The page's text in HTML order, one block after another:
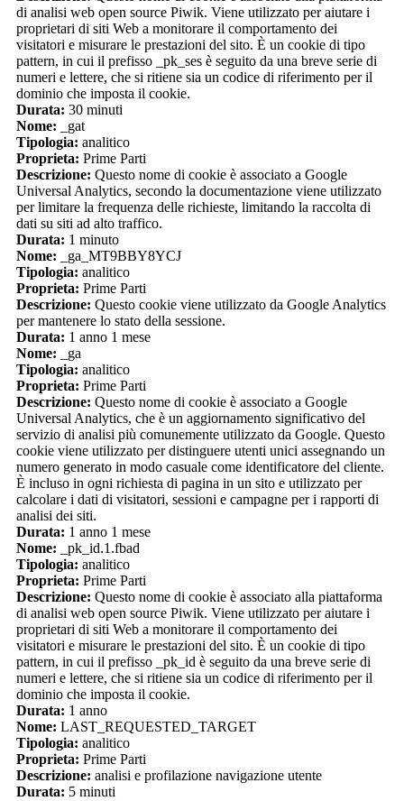
di analisi web open source Piwik. Viene utilizzato per aiutare i
proprietari di siti Web a monitorare il comportamento dei
visitatori e misurare le prestazioni del sito. È un cookie di tipo
pattern, in cui il prefisso _pk_ses è seguito da una breve serie di
numeri e lettere, che si ritiene sia un codice di riferimento per il
dominio che imposta il cookie.
Durata: 30 minuti
Nome: _gat
Tipologia: analitico
Proprieta: Prime Parti
Descrizione: Questo nome di cookie è associato a Google
Universal Analytics, secondo la documentazione viene utilizzato
per limitare la frequenza delle richieste, limitando la raccolta di
dati su siti ad alto traffico.
Durata: 1 minuto
Nome: _ga_MT9BBY8YCJ
Tipologia: analitico
Proprieta: Prime Parti
Descrizione: Questo cookie viene utilizzato da Google Analytics
per mantenere lo stato della sessione.
Durata: 1 anno 1 mese
Nome: _ga
Tipologia: analitico
Proprieta: Prime Parti
Descrizione: Questo nome di cookie è associato a Google
Universal Analytics, che è un aggiornamento significativo del
servizio di analisi più comunemente utilizzato da Google. Questo
cookie viene utilizzato per distinguere utenti unici assegnando un
numero generato in modo casuale come identificatore del cliente.
È incluso in ogni richiesta di pagina in un sito e utilizzato per
calcolare i dati di visitatori, sessioni e campagne per i rapporti di
analisi dei siti.
Durata: 1 anno 1 mese
Nome: _pk_id.1.fbad
Tipologia: analitico
Proprieta: Prime Parti
Descrizione: Questo nome di cookie è associato alla piattaforma
di analisi web open source Piwik. Viene utilizzato per aiutare i
proprietari di siti Web a monitorare il comportamento dei
visitatori e misurare le prestazioni del sito. È un cookie di tipo
pattern, in cui il prefisso _pk_id è seguito da una breve serie di
numeri e lettere, che si ritiene sia un codice di riferimento per il
dominio che imposta il cookie.
Durata: 1 anno
Nome: LAST_REQUESTED_TARGET
Tipologia: analitico
Proprieta: Prime Parti
Descrizione: analisi e profilazione navigazione utente
Durata: 5 minuti